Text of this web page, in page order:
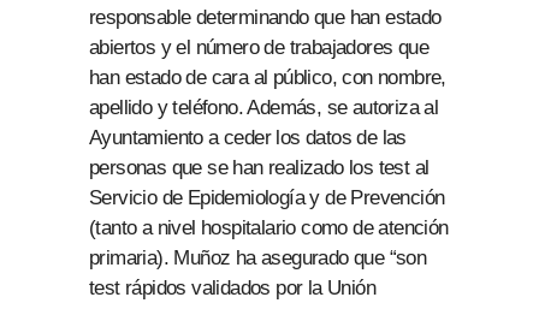
responsable determinando que han estado
abiertos y el número de trabajadores que
han estado de cara al público, con nombre,
apellido y teléfono. Además, se autoriza al
Ayuntamiento a ceder los datos de las
personas que se han realizado los test al
Servicio de Epidemiología y de Prevención
(tanto a nivel hospitalario como de atención
primaria). Muñoz ha asegurado que “son
test rápidos validados por la Unión